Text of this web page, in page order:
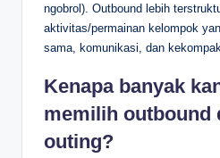
ngobrol). Outbound lebih
aktivitas/permainan kelompok
sama, komunikasi, dan
Kenapa banyak
memilih outbound
outing?